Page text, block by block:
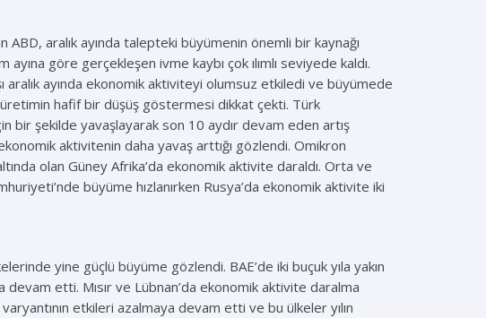
aralık ayında talepteki büyümenin önemli bir kaynağı
göre gerçekleşen ivme kaybı çok ılımlı seviyede kaldı.
aralık ayında ekonomik aktiviteyi olumsuz etkiledi ve büyümede
hafif bir düşüş göstermesi dikkat çekti. Türk
bir şekilde yavaşlayarak son 10 aydır devam eden artış
aktivitenin daha yavaş arttığı gözlendi. Omikron
olan Güney Afrika’da ekonomik aktivite daraldı. Orta ve
büyüme hızlanırken Rusya’da ekonomik aktivite iki
yine güçlü büyüme gözlendi. BAE’de iki buçuk yıla yakın
etti. Mısır ve Lübnan’da ekonomik aktivite daralma
etkileri azalmaya devam etti ve bu ülkeler yılın